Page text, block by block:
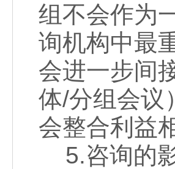
组不会作为
询机构中最
会进一步间
体/分组会议
会整合利益
5.咨询的